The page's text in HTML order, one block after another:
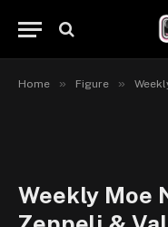
Home » Figure » Weekly
Weekly Moe